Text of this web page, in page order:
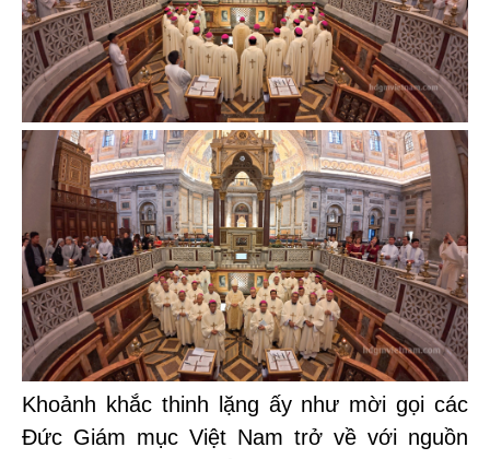
Khoảnh khắc thinh lặng ấy như mời gọi các
Đức Giám mục Việt Nam trở về với nguồn